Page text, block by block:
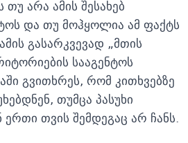
არა ამის შესახებ
და თუ მოჰყოლია ამ ფაქტს
გასარკვევად „მთის
სააგენტოს
გვითხრეს, რომ კითხვებზე
თუმცა პასუხი
თვის შემდეგაც არ ჩანს.